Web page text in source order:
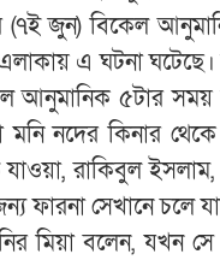
জুন) বিকেল
এ ঘটনা
৫টার সময়
মনি নদের কিনার
রাকিবুল ইসলাম,
ফারনা সেখানে চলে
মিয়া বলেন, যখন